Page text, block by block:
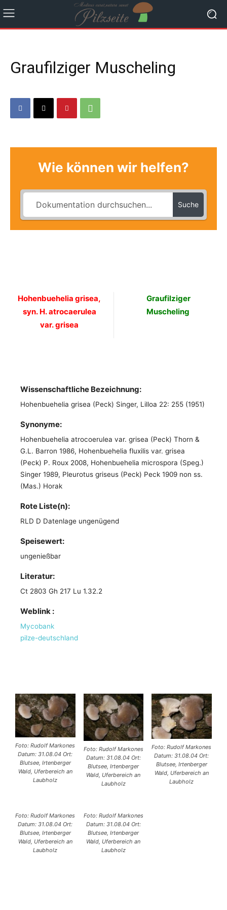
Graufilziger Muscheling
Wie können wir helfen?
Suche
Hohenbuehelia grisea,
syn. H. atrocaerulea
var. grisea
Graufilziger
Muscheling
Wissenschaftliche Bezeichnung:
Hohenbuehelia grisea (Peck) Singer, Lilloa 22: 255 (1951)
Synonyme:
Hohenbuehelia atrocoerulea var. grisea (Peck) Thorn &
G.L. Barron 1986, Hohenbuehelia fluxilis var. grisea
(Peck) P. Roux 2008, Hohenbuehelia microspora (Speg.)
Singer 1989, Pleurotus griseus (Peck) Peck 1909 non ss.
(Mas.) Horak
Rote Liste(n):
RLD D Datenlage ungenügend
Speisewert:
ungenießbar
Literatur:
Ct 2803 Gh 217 Lu 1.32.2
Weblink :
Mycobank
pilze-deutschland
Foto: Rudolf Markones
Datum: 31.08.04 Ort:
Blutsee, Irtenberger
Wald, Uferbereich an
Laubholz
Foto: Rudolf Markones
Datum: 31.08.04 Ort:
Blutsee, Irtenberger
Wald, Uferbereich an
Laubholz
Foto: Rudolf Markones
Datum: 31.08.04 Ort:
Blutsee, Irtenberger
Wald, Uferbereich an
Laubholz
Foto: Rudolf Markones
Datum: 31.08.04 Ort:
Blutsee, Irtenberger
Wald, Uferbereich an
Laubholz
Foto: Rudolf Markones
Datum: 31.08.04 Ort:
Blutsee, Irtenberger
Wald, Uferbereich an
Laubholz